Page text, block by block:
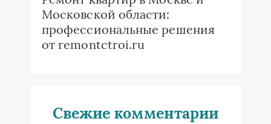
Московской области:
профессиональные решения
от remontctroi.ru
Свежие комментарии